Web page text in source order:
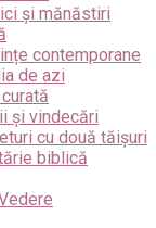
și mănăstiri
contemporane
de azi
și vindecări
cu două tăișuri
biblică